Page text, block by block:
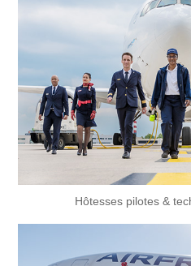
Hôtesses pilotes &